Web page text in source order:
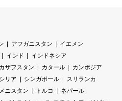
アフガニスタン
イエメン
インド
インドネシア
カザフスタン カタール
カンボジア
シリア シンガポール
スリランカ
ニスタン トルコ
ネパール